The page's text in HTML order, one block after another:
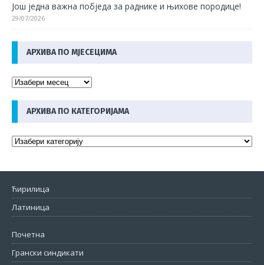
Још једна важна побједа за раднике и њихове породице!
29/07/2026
АРХИВА ПО МЈЕСЕЦИМА
АРХИВА ПО КАТЕГОРИЈАМА
Ћирилица
Латиница
Почетна
Грански синдикати